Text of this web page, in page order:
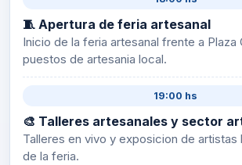
🧵 Apertura de feria artesanal
Inicio de la feria artesanal frente a Plaza
puestos de artesania local.
19:00 hs
🎨 Talleres artesanales y sector
Talleres en vivo y exposicion de artistas
de la feria.